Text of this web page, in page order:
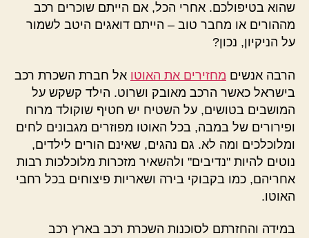
שהוא בטיפולכם. אחרי הכל, אם הייתם שוכרים רכב
מההורים או מחבר טוב – הייתם דואגים היטב לשמור
על הניקיון, נכון?
הרבה אנשים מחזירים את האוטו אל חברת השכרת רכב
בישראל כאשר הרכב מאובק ושרוט. הילד קשקש על
המושבים בטושים, על השטיח יש חטיף שוקולד מרוח
ופירורים של במבה, בכל האוטו מפוזרים מגבונים לחים
ומלוכלכים ומה לא. גם נהגים, שאינם הורים לילדים,
נוטים להיות "נדיבים" ולהשאיר מזכרות מלוכלכות רבות
אחריהם, כמו בקבוקי בירה ושאריות פיצוחים בכל רחבי
האוטו.
במידה והחזרתם לסוכנות השכרת רכב בארץ רכב